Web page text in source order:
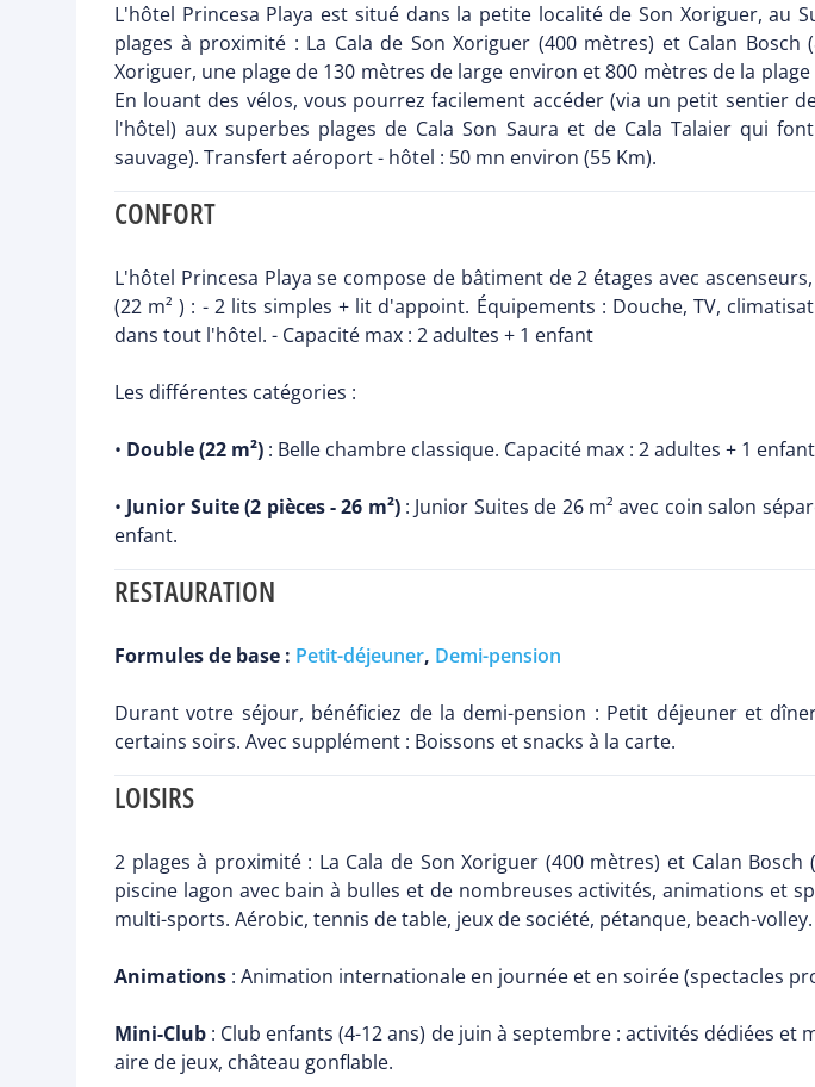
L'hôtel Princesa Playa est situé dans la petite localité de Son Xoriguer, au
plages à proximité : La Cala de Son Xoriguer (400 mètres) et Calan
Xoriguer, une plage de 130 mètres de large environ et 800 mètres de la
En louant des vélos, vous pourrez facilement accéder (via un petit sentier
l'hôtel) aux superbes plages de Cala Son Saura et de Cala Talaier qui
sauvage). Transfert aéroport - hôtel : 50 mn environ (55 Km).
CONFORT
L'hôtel Princesa Playa se compose de bâtiment de 2 étages avec
(22 m² ) : - 2 lits simples + lit d'appoint. Équipements : Douche, TV,
dans tout l'hôtel. - Capacité max : 2 adultes + 1 enfant
Les différentes catégories :
• Double (22 m²) : Belle chambre classique. Capacité max : 2 adultes + 1
• Junior Suite (2 pièces - 26 m²): Junior Suites de 26 m² avec coin salon
enfant.
RESTAURATION
Formules de base : Petit-déjeuner, Demi-pension
Durant votre séjour, bénéficiez de la demi-pension : Petit déjeuner et
certains soirs. Avec supplément : Boissons et snacks à la carte.
LOISIRS
2 plages à proximité : La Cala de Son Xoriguer (400 mètres) et Calan
piscine lagon avec bain à bulles et de nombreuses activités, animations et
multi-sports. Aérobic, tennis de table, jeux de société, pétanque, beach-volley.
Animations : Animation internationale en journée et en soirée (spectacles
Mini-Club : Club enfants (4-12 ans) de juin à septembre : activités dédiées
aire de jeux, château gonflable.